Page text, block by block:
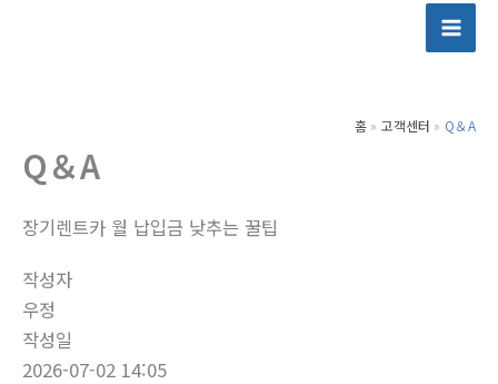
홈 고객센터 Q＆A
Q＆A
장기렌트카 월 납입금 낮추는 꿀팁
작성자
우정
작성일
2026-07-02 14:05